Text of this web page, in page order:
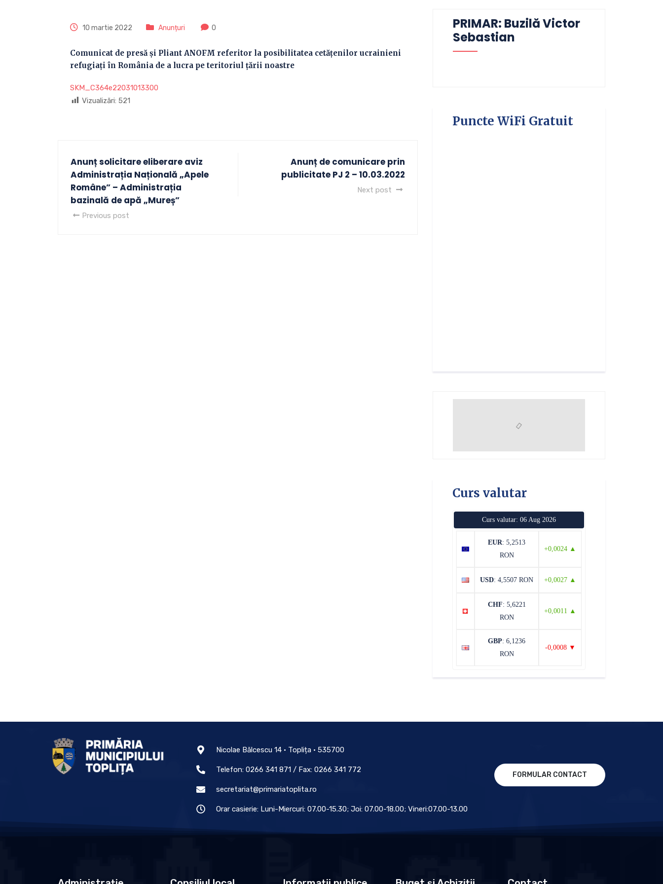
10 martie 2022 Anunțuri 0
Comunicat de presă și Pliant ANOFM referitor la posibilitatea cetățenilor ucrainieni
refugiați în România de a lucra pe teritoriul țării noastre
SKM_C364e22031013300
Vizualizări: 521
Anunț solicitare eliberare aviz
Administrația Națională „Apele
Române” – Administrația
bazinală de apă „Mureș”
Previous post
Anunț de comunicare prin
publicitate PJ 2 – 10.03.2022
Next post
PRIMAR: Buzilă Victor
Sebastian
Puncte WiFi Gratuit
Curs valutar
Curs valutar: 06 Aug 2026
EUR: 5,2513
RON
+0,0024 ▲
USD: 4,5507 RON +0,0027 ▲
CHF: 5,6221
RON
+0,0011 ▲
GBP: 6,1236
RON
-0,0008 ▼
Nicolae Bălcescu 14 • Toplița • 535700
Telefon: 0266 341 871 / Fax: 0266 341 772
secretariat@primariatoplita.ro
Orar casierie: Luni-Miercuri: 07.00-15.30; Joi: 07.00-18.00; Vineri:07.00-13.00
FORMULAR CONTACT